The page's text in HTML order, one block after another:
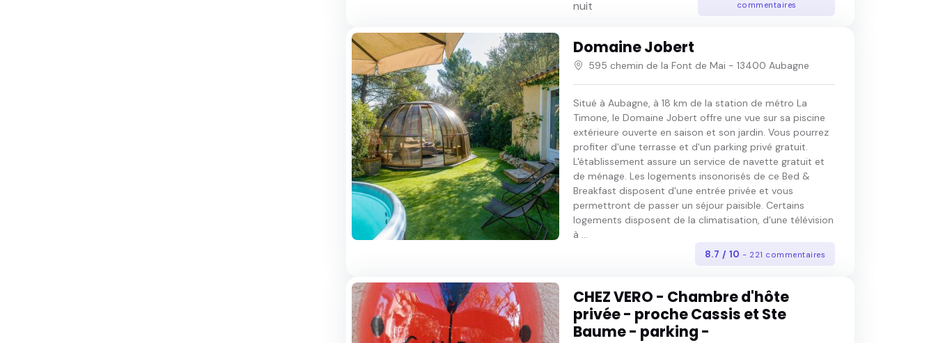
nuit
commentaires
Domaine Jobert
595 chemin de la Font de Mai - 13400 Aubagne
Situé à Aubagne, à 18 km de la station de métro La
Timone, le Domaine Jobert offre une vue sur sa piscine
extérieure ouverte en saison et son jardin. Vous pourrez
profiter d'une terrasse et d'un parking privé gratuit.
L'établissement assure un service de navette gratuit et
de ménage. Les logements insonorisés de ce Bed &
Breakfast disposent d'une entrée privée et vous
permettront de passer un séjour paisible. Certains
logements disposent de la climatisation, d'une télévision
à ...
8.7 / 10- 221 commentaires
CHEZ VERO - Chambre d'hôte
privée - proche Cassis et Ste
Baume - parking -